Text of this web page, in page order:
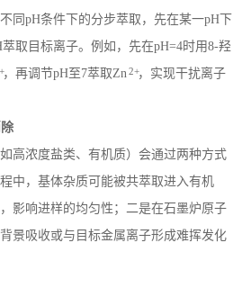
同 pH条件下的分步萃取，先在某一pH 下
萃取目标离子。例如，先在pH=4时用8-羟
，再调节pH至7萃取Zn 2+，实现干扰离子
高浓度盐类、有机质）会通过两种方式
中，基体杂质可能被共萃取进入有机
影响进样的均匀性；二是在石墨炉原子
景吸收或与目标金属离子形成难挥发化